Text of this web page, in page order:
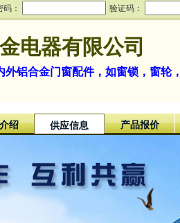
码： 验证码：
电器有限公司
外铝合金门窗配件，如窗锁，窗轮
绍 供应信息 产品报价